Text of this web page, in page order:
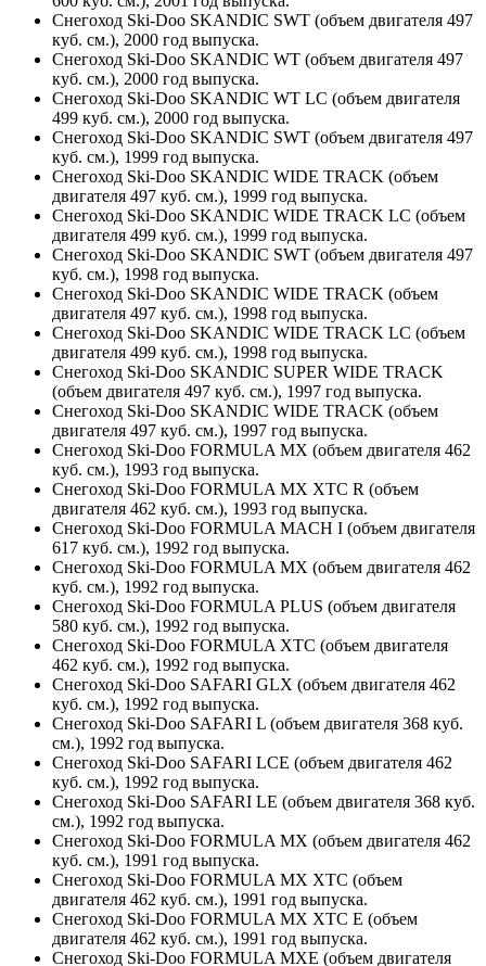
Снегоход Ski-Doo SKANDIC SWT (объем двигателя 497
куб. см.), 2000 год выпуска.
Снегоход Ski-Doo SKANDIC WT (объем двигателя 497
куб. см.), 2000 год выпуска.
Снегоход Ski-Doo SKANDIC WT LC (объем двигателя
499 куб. см.), 2000 год выпуска.
Снегоход Ski-Doo SKANDIC SWT (объем двигателя 497
куб. см.), 1999 год выпуска.
Снегоход Ski-Doo SKANDIC WIDE TRACK (объем
двигателя 497 куб. см.), 1999 год выпуска.
Снегоход Ski-Doo SKANDIC WIDE TRACK LC (объем
двигателя 499 куб. см.), 1999 год выпуска.
Снегоход Ski-Doo SKANDIC SWT (объем двигателя 497
куб. см.), 1998 год выпуска.
Снегоход Ski-Doo SKANDIC WIDE TRACK (объем
двигателя 497 куб. см.), 1998 год выпуска.
Снегоход Ski-Doo SKANDIC WIDE TRACK LC (объем
двигателя 499 куб. см.), 1998 год выпуска.
Снегоход Ski-Doo SKANDIC SUPER WIDE TRACK
(объем двигателя 497 куб. см.), 1997 год выпуска.
Снегоход Ski-Doo SKANDIC WIDE TRACK (объем
двигателя 497 куб. см.), 1997 год выпуска.
Снегоход Ski-Doo FORMULA MX (объем двигателя 462
куб. см.), 1993 год выпуска.
Снегоход Ski-Doo FORMULA MX XTC R (объем
двигателя 462 куб. см.), 1993 год выпуска.
Снегоход Ski-Doo FORMULA MACH I (объем двигателя
617 куб. см.), 1992 год выпуска.
Снегоход Ski-Doo FORMULA MX (объем двигателя 462
куб. см.), 1992 год выпуска.
Снегоход Ski-Doo FORMULA PLUS (объем двигателя
580 куб. см.), 1992 год выпуска.
Снегоход Ski-Doo FORMULA XTC (объем двигателя
462 куб. см.), 1992 год выпуска.
Снегоход Ski-Doo SAFARI GLX (объем двигателя 462
куб. см.), 1992 год выпуска.
Снегоход Ski-Doo SAFARI L (объем двигателя 368 куб.
см.), 1992 год выпуска.
Снегоход Ski-Doo SAFARI LCE (объем двигателя 462
куб. см.), 1992 год выпуска.
Снегоход Ski-Doo SAFARI LE (объем двигателя 368 куб.
см.), 1992 год выпуска.
Снегоход Ski-Doo FORMULA MX (объем двигателя 462
куб. см.), 1991 год выпуска.
Снегоход Ski-Doo FORMULA MX XTC (объем
двигателя 462 куб. см.), 1991 год выпуска.
Снегоход Ski-Doo FORMULA MX XTC E (объем
двигателя 462 куб. см.), 1991 год выпуска.
Снегоход Ski-Doo FORMULA MXE (объем двигателя